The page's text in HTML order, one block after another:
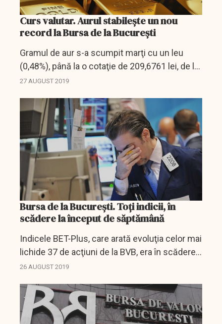
Curs valutar. Aurul stabilește un nou
record la Bursa de la București
Gramul de aur s-a scumpit marţi cu un leu
(0,48%), până la o cotaţie de 209,6761 lei, de la
208,6733 lei, cât anunţase luni Banca
nouo valoare...
27 AUGUST 2019
Bursa de la Bucureşti. Toți indicii, în
scădere la început de săptămână
Indicele BET-Plus, care arată evoluţia celor mai
lichide 37 de acţiuni de la BVB, era în scădere
cu 0,74%, în timp ce indicele BET-FI al SIF-urilor
celor...
26 AUGUST 2019